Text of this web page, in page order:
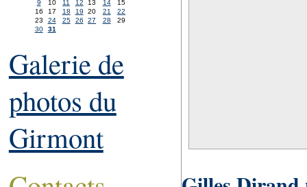
9 10 11 12 13 14
15
16
17 18 19 20 21
22
23
24 25 26 27 28
29
30
31
Galerie de
photos du
Girmont